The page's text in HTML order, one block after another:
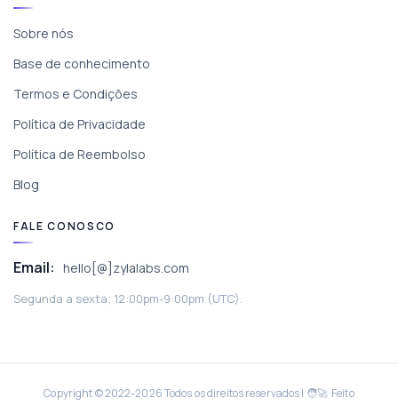
Sobre nós
Base de conhecimento
Termos e Condições
Política de Privacidade
Política de Reembolso
Blog
FALE CONOSCO
Email: hello[@]zylalabs.com
Segunda a sexta; 12:00pm-9:00pm (UTC).
Copyright © 2022-2026Todos os direitos reservados | 🧑‍🚀 Feito